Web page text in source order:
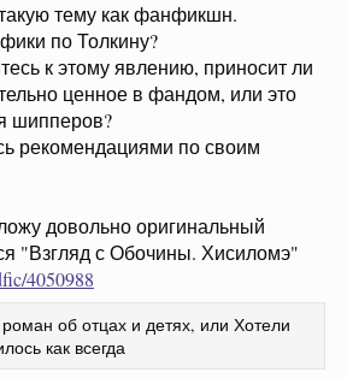
тему как фанфикшн.
по Толкину?
к этому явлению, приносит ли
ценное в фандом, или это
шипперов?
рекомендациями по своим
довольно оригинальный
"Взгляд с Обочины. Хисиломэ"
4050988
об отцах и детях, или Хотели
как всегда